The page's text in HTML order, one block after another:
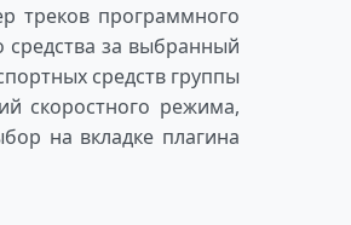
треков программного
средства за выбранный
средств группы
скоростного режима,
на вкладке плагина